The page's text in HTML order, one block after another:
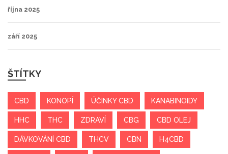
října 2025
září 2025
ŠTÍTKY
CBD KONOPÍ ÚČINKY CBD KANABINOIDY
HHC THC ZDRAVÍ CBG CBD OLEJ
DÁVKOVÁNÍ CBD THCV CBN H4CBD